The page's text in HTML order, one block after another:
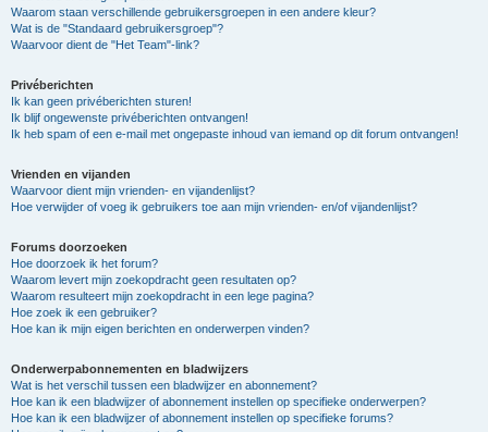
Waarom staan verschillende gebruikersgroepen in een andere kleur?
Wat is de "Standaard gebruikersgroep"?
Waarvoor dient de "Het Team"-link?
Privéberichten
Ik kan geen privéberichten sturen!
Ik blijf ongewenste privéberichten ontvangen!
Ik heb spam of een e-mail met ongepaste inhoud van iemand op dit forum ontvangen!
Vrienden en vijanden
Waarvoor dient mijn vrienden- en vijandenlijst?
Hoe verwijder of voeg ik gebruikers toe aan mijn vrienden- en/of vijandenlijst?
Forums doorzoeken
Hoe doorzoek ik het forum?
Waarom levert mijn zoekopdracht geen resultaten op?
Waarom resulteert mijn zoekopdracht in een lege pagina?
Hoe zoek ik een gebruiker?
Hoe kan ik mijn eigen berichten en onderwerpen vinden?
Onderwerpabonnementen en bladwijzers
Wat is het verschil tussen een bladwijzer en abonnement?
Hoe kan ik een bladwijzer of abonnement instellen op specifieke onderwerpen?
Hoe kan ik een bladwijzer of abonnement instellen op specifieke forums?